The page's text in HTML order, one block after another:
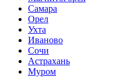
Самара
Орел
Ухта
Иваново
Сочи
Астрахань
Муром